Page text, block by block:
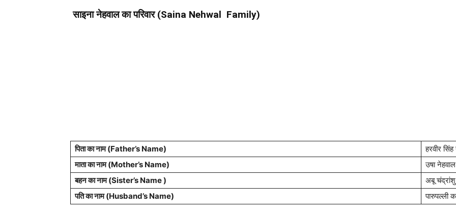
साइना नेहवाल का परिवार (Saina Nehwal Family)
पिता का नाम (Father’s Name)
हरवीर
माता का नाम (Mother’s Name)
उषा नेहवाल
बहन का नाम (Sister’s Name )
अबू
पति का नाम (Husband’s Name)
पारुपल्ली